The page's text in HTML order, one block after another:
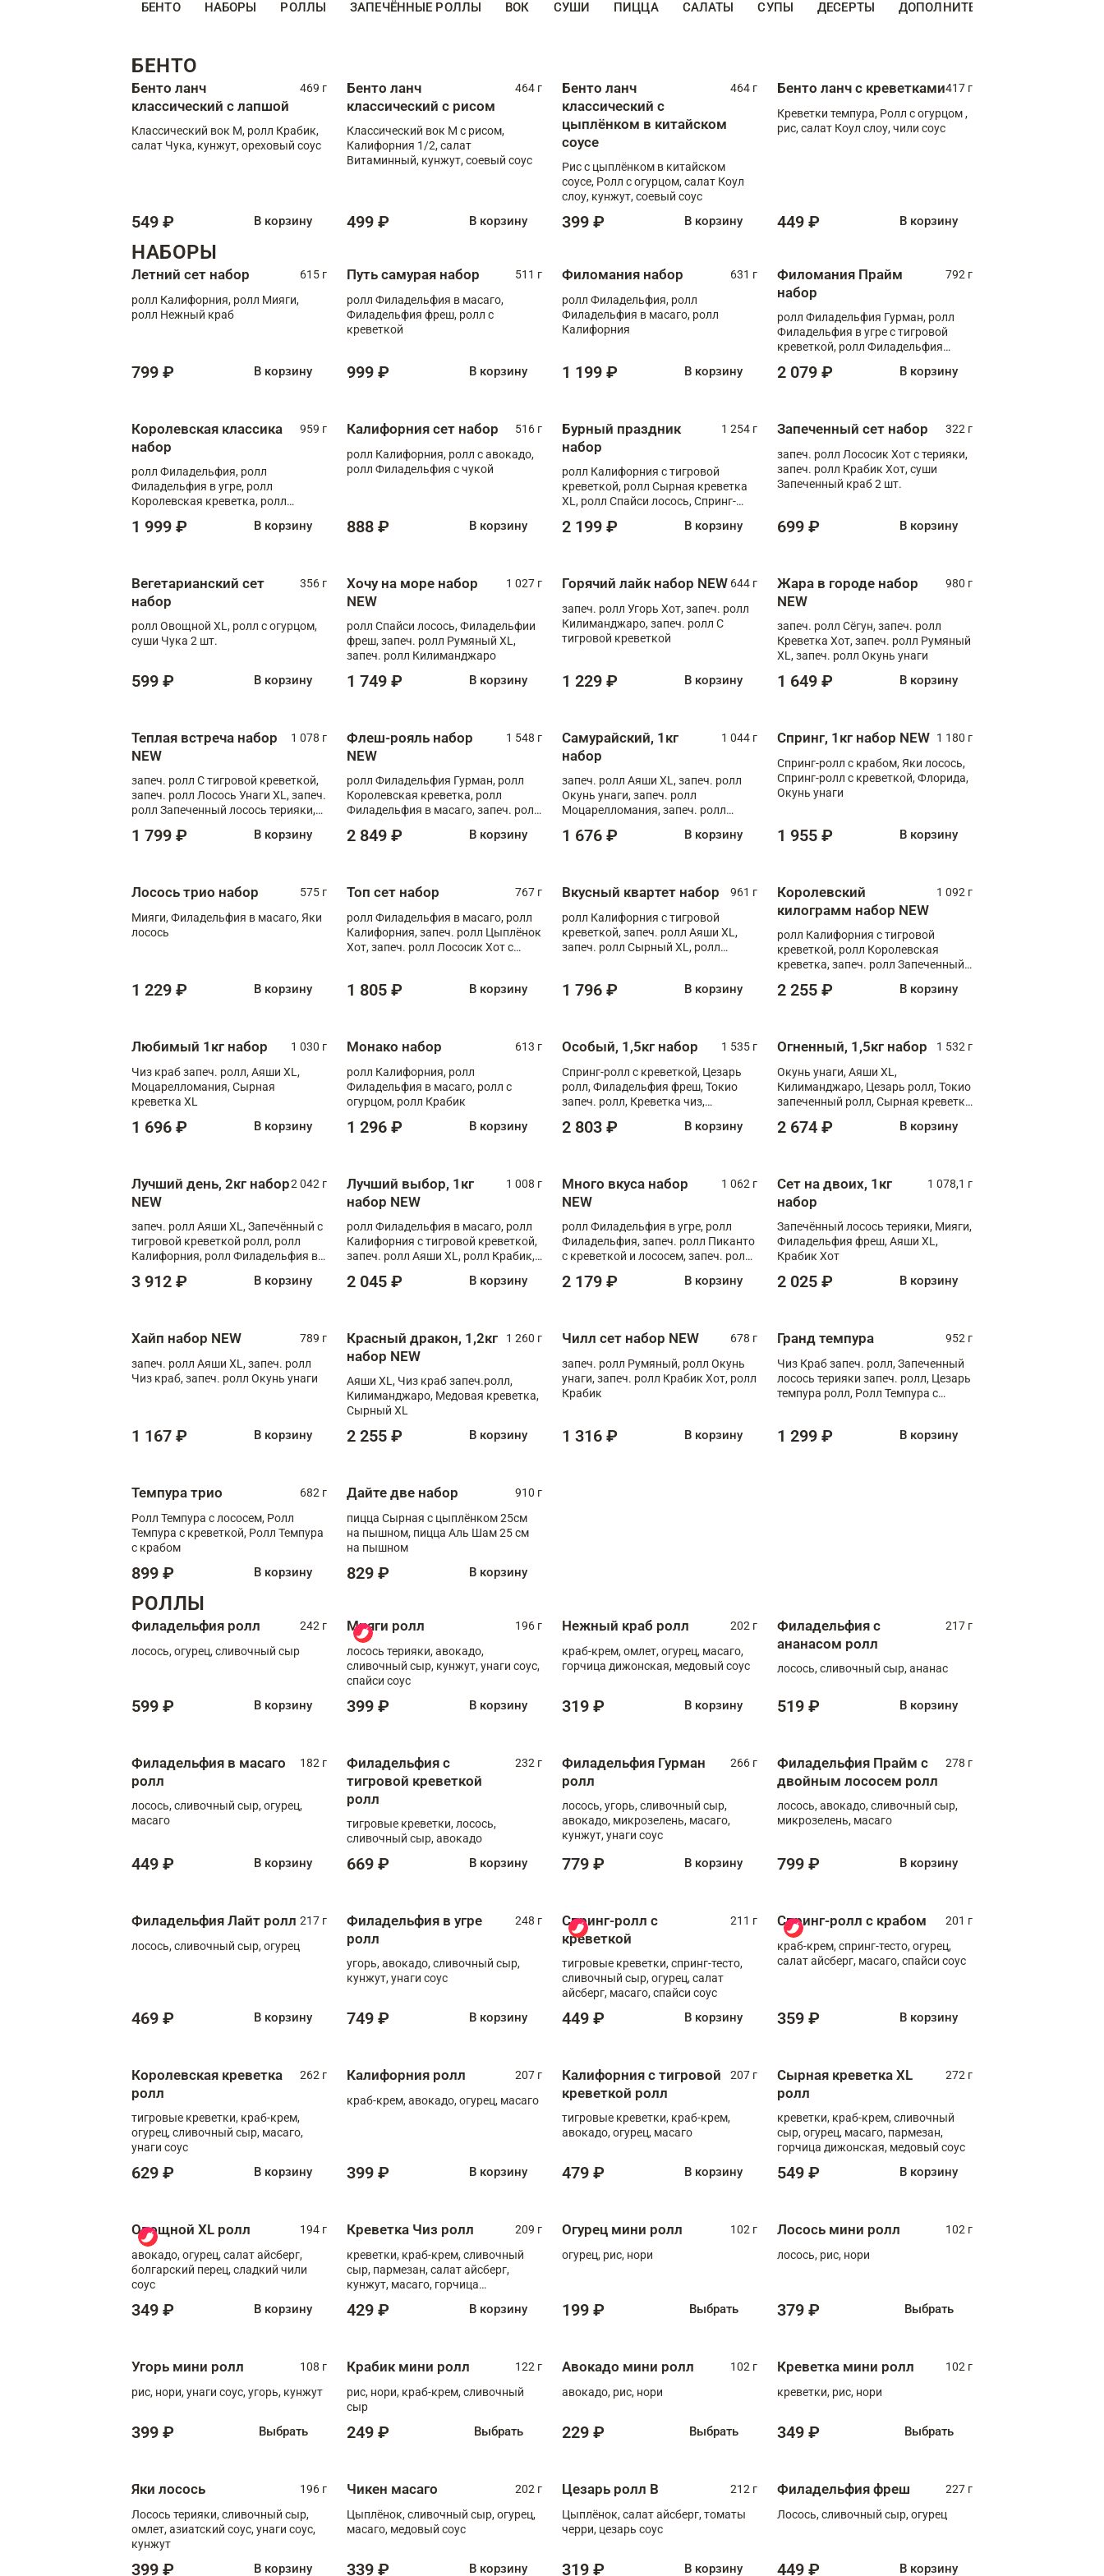
БЕНТО НАБОРЫ РОЛЛЫ ЗАПЕЧЁННЫЕ РОЛЛЫ ВОК СУШИ ПИЦЦА САЛАТЫ СУПЫ ДЕСЕРТЫ ДОПОЛНИТЕЛЬНО
БЕНТО
Бенто ланч
классический с лапшой
469 г
Классический вок М, ролл Крабик,
салат Чука, кунжут, ореховый соус
549 ₽ В корзину
Бенто ланч
классический с рисом
464 г
Классический вок М с рисом,
Калифорния 1/2, салат
Витаминный, кунжут, соевый соус
499 ₽ В корзину
Бенто ланч
классический с
цыплёнком в китайском
соусе
464 г
Рис с цыплёнком в китайском
соусе, Ролл с огурцом, салат Коул
слоу, кунжут, соевый соус
399 ₽ В корзину
Бенто ланч с креветками417 г
Креветки темпура, Ролл с огурцом ,
рис, салат Коул слоу, чили соус
449 ₽ В корзину
НАБОРЫ
Летний сет набор
615 г
ролл Калифорния, ролл Мияги,
ролл Нежный краб
799 ₽ В корзину
Путь самурая набор
511 г
ролл Филадельфия в масаго,
Филадельфия фреш, ролл с
креветкой
999 ₽ В корзину
Филомания набор
631 г
ролл Филадельфия, ролл
Филадельфия в масаго, ролл
Калифорния
1 199 ₽ В корзину
Филомания Прайм
набор
792 г
ролл Филадельфия Гурман, ролл
Филадельфия в угре с тигровой
креветкой, ролл Филадельфия
2 079 ₽ В корзину
Королевская классика
набор
959 г
ролл Филадельфия, ролл
Филадельфия в угре, ролл
Королевская креветка, ролл
1 999 ₽ В корзину
Калифорния сет набор
516 г
ролл Калифорния, ролл с авокадо,
ролл Филадельфия с чукой
888 ₽ В корзину
Бурный праздник
набор
1 254 г
ролл Калифорния с тигровой
креветкой, ролл Сырная креветка
XL, ролл Спайси лосось, Спринг-
Медовая креветка
2 199 ₽ В корзину
Запеченный сет набор
322 г
запеч. ролл Лососик Хот с терияки,
запеч. ролл Крабик Хот, суши
Запеченный краб 2 шт.
699 ₽ В корзину
Вегетарианский сет
набор
356 г
ролл Овощной XL, ролл с огурцом,
суши Чука 2 шт.
599 ₽ В корзину
Хочу на море набор
NEW
1 027 г
ролл Спайси лосось, Филадельфии
фреш, запеч. ролл Румяный XL,
запеч. ролл Килиманджаро
1 749 ₽ В корзину
Горячий лайк набор NEW 644 г
запеч. ролл Угорь Хот, запеч. ролл
Килиманджаро, запеч. ролл С
тигровой креветкой
1 229 ₽ В корзину
Жара в городе набор
NEW
980 г
запеч. ролл Сёгун, запеч. ролл
Креветка Хот, запеч. ролл Румяный
XL, запеч. ролл Окунь унаги
1 649 ₽ В корзину
Теплая встреча набор
NEW
1 078 г
запеч. ролл С тигровой креветкой,
запеч. ролл Лосось Унаги XL, запеч.
ролл Запеченный лосось терияки,
1 799 ₽ В корзину
Флеш-рояль набор
NEW
1 548 г
ролл Филадельфия Гурман, ролл
Королевская креветка, ролл
Филадельфия в масаго, запеч. ролл
Тигровая креветка с моцареллой,
2 849 ₽ В корзину
Самурайский, 1кг
набор
1 044 г
запеч. ролл Аяши XL, запеч. ролл
Окунь унаги, запеч. ролл
Моцарелломания, запеч. ролл
1 676 ₽ В корзину
Спринг, 1кг набор NEW 1 180 г
Спринг-ролл с крабом, Яки лосось,
Спринг-ролл с креветкой, Флорида,
Окунь унаги
1 955 ₽ В корзину
Лосось трио набор
575 г
Мияги, Филадельфия в масаго, Яки
лосось
1 229 ₽ В корзину
Топ сет набор
767 г
ролл Филадельфия в масаго, ролл
Калифорния, запеч. ролл Цыплёнок
Хот, запеч. ролл Лососик Хот с
1 805 ₽ В корзину
Вкусный квартет набор
961 г
ролл Калифорния с тигровой
креветкой, запеч. ролл Аяши XL,
запеч. ролл Сырный XL, ролл
1 796 ₽ В корзину
Королевский
килограмм набор NEW
1 092 г
ролл Калифорния с тигровой
креветкой, ролл Королевская
креветка, запеч. ролл Запеченный
XL, запеч. ролл Крабик Хот
2 255 ₽ В корзину
Любимый 1кг набор
1 030 г
Чиз краб запеч. ролл, Аяши XL,
Моцарелломания, Сырная
креветка XL
1 696 ₽ В корзину
Монако набор
613 г
ролл Калифорния, ролл
Филадельфия в масаго, ролл с
огурцом, ролл Крабик
1 296 ₽ В корзину
Особый, 1,5кг набор
1 535 г
Спринг-ролл с креветкой, Цезарь
ролл, Филадельфия фреш, Токио
запеч. ролл, Креветка чиз,
Флорида
2 803 ₽ В корзину
Огненный, 1,5кг набор
1 532 г
Окунь унаги, Аяши XL,
Килиманджаро, Цезарь ролл, Токио
запеченный ролл, Сырная креветка
2 674 ₽ В корзину
Лучший день, 2кг набор
NEW
2 042 г
запеч. ролл Аяши XL, Запечённый с
тигровой креветкой ролл, ролл
Калифорния, ролл Филадельфия в
запеч. ролл Моцарелломания, ролл
3 912 ₽ В корзину
Лучший выбор, 1кг
набор NEW
1 008 г
ролл Филадельфия в масаго, ролл
Калифорния с тигровой креветкой,
запеч. ролл Аяши XL, ролл Крабик,
2 045 ₽ В корзину
Много вкуса набор
NEW
1 062 г
ролл Филадельфия в угре, ролл
Филадельфия, запеч. ролл Пиканто
с креветкой и лососем, запеч. ролл
2 179 ₽ В корзину
Сет на двоих, 1кг
набор
1 078,1 г
Запечённый лосось терияки, Мияги,
Филадельфия фреш, Аяши XL,
Крабик Хот
2 025 ₽ В корзину
Хайп набор NEW
789 г
запеч. ролл Аяши XL, запеч. ролл
Чиз краб, запеч. ролл Окунь унаги
1 167 ₽ В корзину
Красный дракон, 1,2кг
набор NEW
1 260 г
Аяши XL, Чиз краб запеч.ролл,
Килиманджаро, Медовая креветка,
Сырный XL
2 255 ₽ В корзину
Чилл сет набор NEW
678 г
запеч. ролл Румяный, ролл Окунь
унаги, запеч. ролл Крабик Хот, ролл
Крабик
1 316 ₽ В корзину
Гранд темпура
952 г
Чиз Краб запеч. ролл, Запеченный
лосось терияки запеч. ролл, Цезарь
темпура ролл, Ролл Темпура с
1 299 ₽ В корзину
Темпура трио
682 г
Ролл Темпура с лососем, Ролл
Темпура с креветкой, Ролл Темпура
с крабом
899 ₽ В корзину
Дайте две набор
910 г
пицца Сырная с цыплёнком 25см
на пышном, пицца Аль Шам 25 см
на пышном
829 ₽ В корзину
РОЛЛЫ
Филадельфия ролл
242 г
лосось, огурец, сливочный сыр
599 ₽ В корзину
Мияги ролл
196 г
лосось терияки, авокадо,
сливочный сыр, кунжут, унаги соус,
спайси соус
399 ₽ В корзину
Нежный краб ролл
202 г
краб-крем, омлет, огурец, масаго,
горчица дижонская, медовый соус
319 ₽ В корзину
Филадельфия с
ананасом ролл
217 г
лосось, сливочный сыр, ананас
519 ₽ В корзину
Филадельфия в масаго
ролл
182 г
лосось, сливочный сыр, огурец,
масаго
449 ₽ В корзину
Филадельфия с
тигровой креветкой
ролл
232 г
тигровые креветки, лосось,
сливочный сыр, авокадо
669 ₽ В корзину
Филадельфия Гурман
ролл
266 г
лосось, угорь, сливочный сыр,
авокадо, микрозелень, масаго,
кунжут, унаги соус
779 ₽ В корзину
Филадельфия Прайм с
двойным лососем ролл
278 г
лосось, авокадо, сливочный сыр,
микрозелень, масаго
799 ₽ В корзину
Филадельфия Лайт ролл 217 г
лосось, сливочный сыр, огурец
469 ₽ В корзину
Филадельфия в угре
ролл
248 г
угорь, авокадо, сливочный сыр,
кунжут, унаги соус
749 ₽ В корзину
Спринг-ролл с
креветкой
211 г
тигровые креветки, спринг-тесто,
сливочный сыр, огурец, салат
айсберг, масаго, спайси соус
449 ₽ В корзину
Спринг-ролл с крабом
201 г
краб-крем, спринг-тесто, огурец,
салат айсберг, масаго, спайси соус
359 ₽ В корзину
Королевская креветка
ролл
262 г
тигровые креветки, краб-крем,
огурец, сливочный сыр, масаго,
унаги соус
629 ₽ В корзину
Калифорния ролл
207 г
краб-крем, авокадо, огурец, масаго
399 ₽ В корзину
Калифорния с тигровой
креветкой ролл
207 г
тигровые креветки, краб-крем,
авокадо, огурец, масаго
479 ₽ В корзину
Сырная креветка XL
ролл
272 г
креветки, краб-крем, сливочный
сыр, огурец, масаго, пармезан,
горчица дижонская, медовый соус
549 ₽ В корзину
Овощной XL ролл
194 г
авокадо, огурец, салат айсберг,
болгарский перец, сладкий чили
соус
349 ₽ В корзину
Креветка Чиз ролл
209 г
креветки, краб-крем, сливочный
сыр, пармезан, салат айсберг,
кунжут, масаго, горчица
429 ₽ В корзину
Огурец мини ролл
102 г
огурец, рис, нори
199 ₽ Выбрать
Лосось мини ролл
102 г
лосось, рис, нори
379 ₽ Выбрать
Угорь мини ролл
108 г
рис, нори, унаги соус, угорь, кунжут
399 ₽ Выбрать
Крабик мини ролл
122 г
рис, нори, краб-крем, сливочный
сыр
249 ₽ Выбрать
Авокадо мини ролл
102 г
авокадо, рис, нори
229 ₽ Выбрать
Креветка мини ролл
102 г
креветки, рис, нори
349 ₽ Выбрать
Яки лосось
196 г
Лосось терияки, сливочный сыр,
омлет, азиатский соус, унаги соус,
кунжут
399 ₽ В корзину
Чикен масаго
202 г
Цыплёнок, сливочный сыр, огурец,
масаго, медовый соус
339 ₽ В корзину
Цезарь ролл В
212 г
Цыплёнок, салат айсберг, томаты
черри, цезарь соус
319 ₽ В корзину
Филадельфия фреш
227 г
Лосось, сливочный сыр, огурец
449 ₽ В корзину